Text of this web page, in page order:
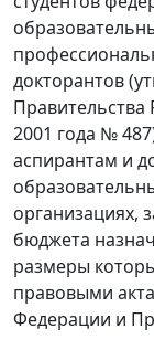
докторантов
2001 года №
аспирантам и
организациях,
бюджета
размеры
правовыми
Федерации и